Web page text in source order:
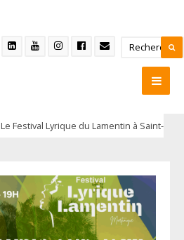
Le Festival Lyrique du Lamentin à Saint-